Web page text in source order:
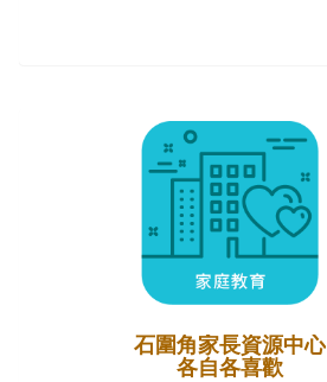
石圍角家長資源中心
各自各喜歡